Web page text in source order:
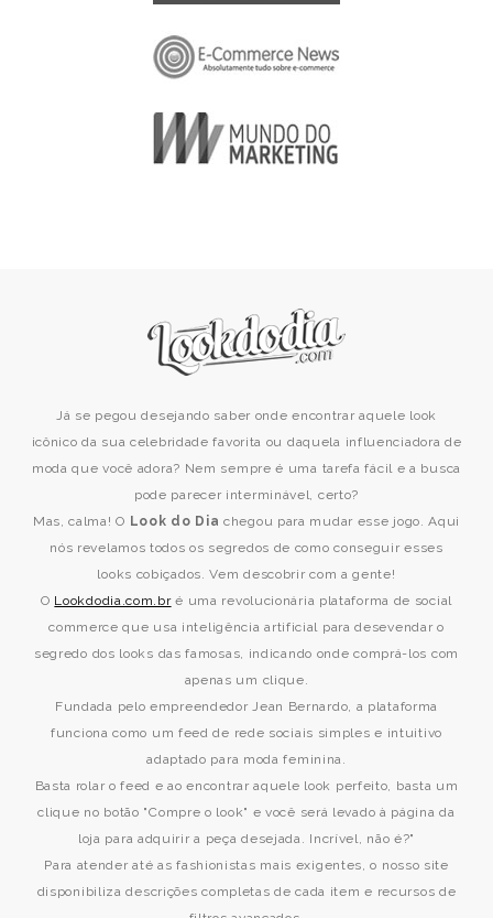
Já se pegou desejando saber onde encontrar aquele look
icônico da sua celebridade favorita ou daquela influenciadora de
moda que você adora? Nem sempre é uma tarefa fácil e a busca
pode parecer interminável, certo?
Mas, calma! O Look do Dia chegou para mudar esse jogo. Aqui
nós revelamos todos os segredos de como conseguir esses
looks cobiçados. Vem descobrir com a gente!
O Lookdodia.com.bré uma revolucionária plataforma de social
commerce que usa inteligência artificial para desevendar o
segredo dos looks das famosas, indicando onde comprá-los com
apenas um clique.
Fundada pelo empreendedor Jean Bernardo, a plataforma
funciona como um feed de rede sociais simples e intuitivo
adaptado para moda feminina.
Basta rolar o feed e ao encontrar aquele look perfeito, basta um
clique no botão "Compre o look" e você será levado à página da
loja para adquirir a peça desejada. Incrível, não é?"
Para atender até as fashionistas mais exigentes, o nosso site
disponibiliza descrições completas de cada item e recursos de